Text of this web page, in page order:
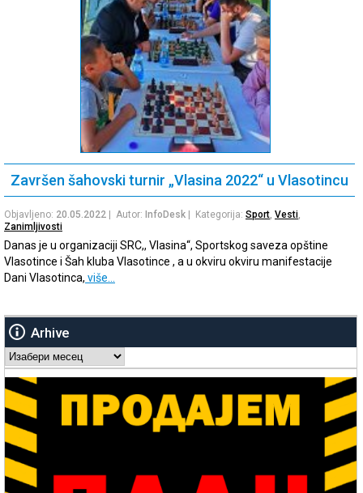
Završen šahovski turnir „Vlasina 2022“ u Vlasotincu
Objavljeno: 20.05.2022 | Autor: InfoDesk | Kategorija: Sport, Vesti,
Zanimljivosti
Danas je u organizaciji SRC,, Vlasina“, Sportskog saveza opštine
Vlasotince i Šah kluba Vlasotince , a u okviru okviru manifestacije
Dani Vlasotinca, više…
Arhive
Arhive